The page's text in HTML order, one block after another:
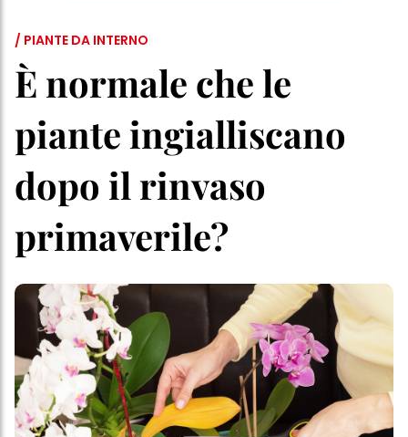
/ PIANTE DA INTERNO
È normale che le
piante ingialliscano
dopo il rinvaso
primaverile?